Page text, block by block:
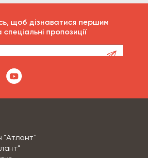
щоб дізнаватися першим
спеціальні пропозиції
"Атлант"